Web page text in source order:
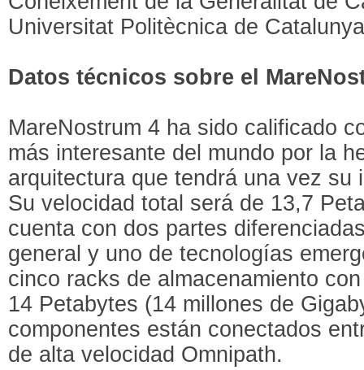
Universitat Politècnica de
Datos técnicos sobre el
MareNostrum 4 ha sido calificado
más interesante del mundo por la
arquitectura que tendrá una vez su
Su velocidad total será de 13,7
cuenta con dos partes
general y uno de tecnologías
cinco racks de almacenamiento
14 Petabytes (14 millones de
componentes están conectados
de alta velocidad Omnipath.